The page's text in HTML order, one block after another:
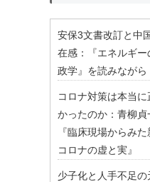
安保3文書改訂と中
在感：『エネルギー
政学』を読みながら
コロナ対策は本当に
かったのか：青柳貞
『臨床現場からみた
コロナの虚と実』
少子化と人手不足の